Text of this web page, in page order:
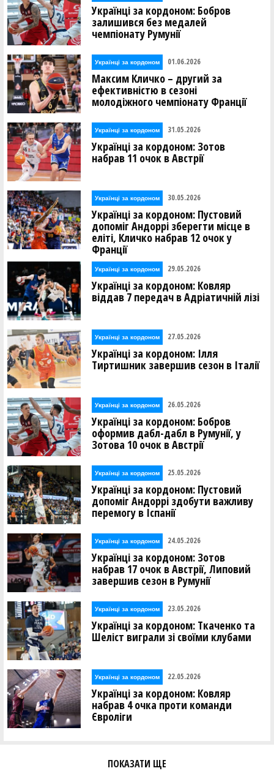
Українці за кордоном: Бобров
залишився без медалей
чемпіонату Румунії
Українці за кордоном 01.06.2026
Максим Кличко – другий за
ефективністю в сезоні
молодіжного чемпіонату Франції
Українці за кордоном 31.05.2026
Українці за кордоном: Зотов
набрав 11 очок в Австрії
Українці за кордоном 30.05.2026
Українці за кордоном: Пустовий
допоміг Андоррі зберегти місце в
еліті, Кличко набрав 12 очок у
Франції
Українці за кордоном 29.05.2026
Українці за кордоном: Ковляр
віддав 7 передач в Адріатичній лізі
Українці за кордоном 27.05.2026
Українці за кордоном: Ілля
Тиртишник завершив сезон в Італії
Українці за кордоном 26.05.2026
Українці за кордоном: Бобров
оформив дабл-дабл в Румунії, у
Зотова 10 очок в Австрії
Українці за кордоном 25.05.2026
Українці за кордоном: Пустовий
допоміг Андоррі здобути важливу
перемогу в Іспанії
Українці за кордоном 24.05.2026
Українці за кордоном: Зотов
набрав 17 очок в Австрії, Липовий
завершив сезон в Румунії
Українці за кордоном 23.05.2026
Українці за кордоном: Ткаченко та
Шеліст виграли зі своїми клубами
Українці за кордоном 22.05.2026
Українці за кордоном: Ковляр
набрав 4 очка проти команди
Євроліги
ПОКАЗАТИ ЩЕ